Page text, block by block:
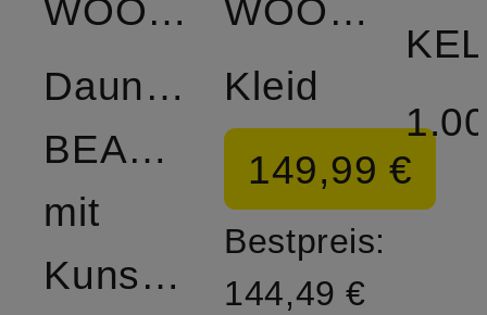
WOOLRICH
Daunenjacke
BEAKER
mit
Kunstpelz
WOOLRICH
Kleid
149,99 €
Bestpreis:
144,49 €